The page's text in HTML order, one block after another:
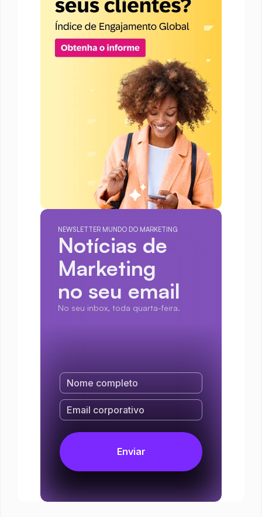
NEWSLETTER MUNDO DO MARKETING
Notícias de
Marketing
no seu email
No seu inbox, toda quarta-feira.